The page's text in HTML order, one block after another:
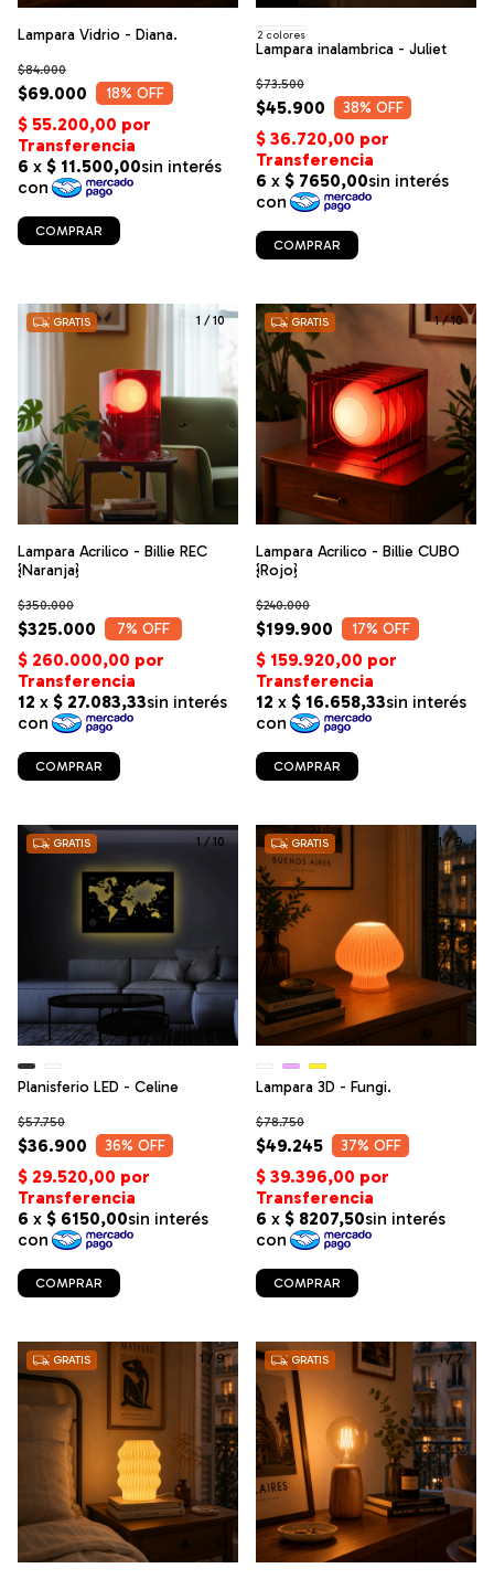
Lampara Vidrio - Diana.
$69.000
$84.000
18% OFF
COMPRAR
Lampara inalambrica - Juliet
$45.900
$73.500
38% OFF
2 colores
COMPRAR
1 /10
GRATIS
Lampara Acrilico - Billie REC
{Naranja}
$325.000
$350.000
7% OFF
COMPRAR
1/10
GRATIS
Lampara Acrilico - Billie CUBO
{Rojo}
$199.900
$240.000
17% OFF
COMPRAR
1/10
GRATIS
Planisferio LED - Celine
$36.900
$57.750
36% OFF
COMPRAR
1/9
GRATIS
Lampara 3D - Fungi.
$49.245
$78.750
37% OFF
COMPRAR
1 / 9
GRATIS 1/7
GRATIS